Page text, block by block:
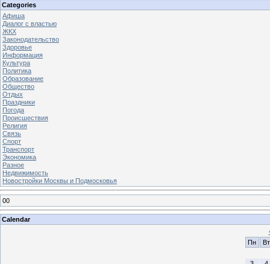
Categories
Афиша
Диалог с властью
ЖКХ
Законодательство
Здоровье
Информация
Культура
Политика
Образование
Общество
Отдых
Праздники
Погода
Происшествия
Религия
Связь
Спорт
Транспорт
Экономика
Разное
Недвижимость
Новостройки Москвы и Подмосковья
00
Calendar
Пн
Вт